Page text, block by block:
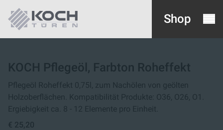
Shop
KOCH Pflegeöl, Farbton Roheffekt
Pflegeöl Roheffekt 0,75l, zum Nachölen von geölten
Holzoberflächen. Kompatibilität Produkte: O36, O26, O1.
Ergiebigkeit ca. 8 - 12 Elemente pro Einheit.
€ 25,20